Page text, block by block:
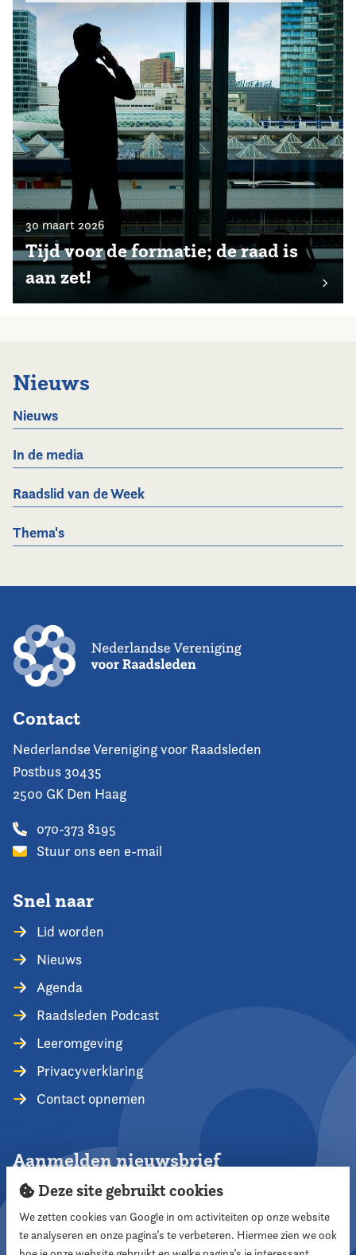
30 maart 2026
Tijd voor de formatie; de raad is
aan zet!
Nieuws
Nieuws
In de media
Raadslid van de Week
Thema's
Contact
Nederlandse Vereniging voor Raadsleden
Postbus 30435
2500 GK Den Haag
070-373 8195
Stuur ons een e-mail
Snel naar
Lid worden
Nieuws
Agenda
Raadsleden Podcast
Leeromgeving
Privacyverklaring
Contact opnemen
Aanmelden nieuwsbrief
Aanmelden
Deze site gebruikt cookies
We zetten cookies van Google in om activiteiten op onze website
te analyseren en onze pagina’s te verbeteren. Hiermee zien we ook